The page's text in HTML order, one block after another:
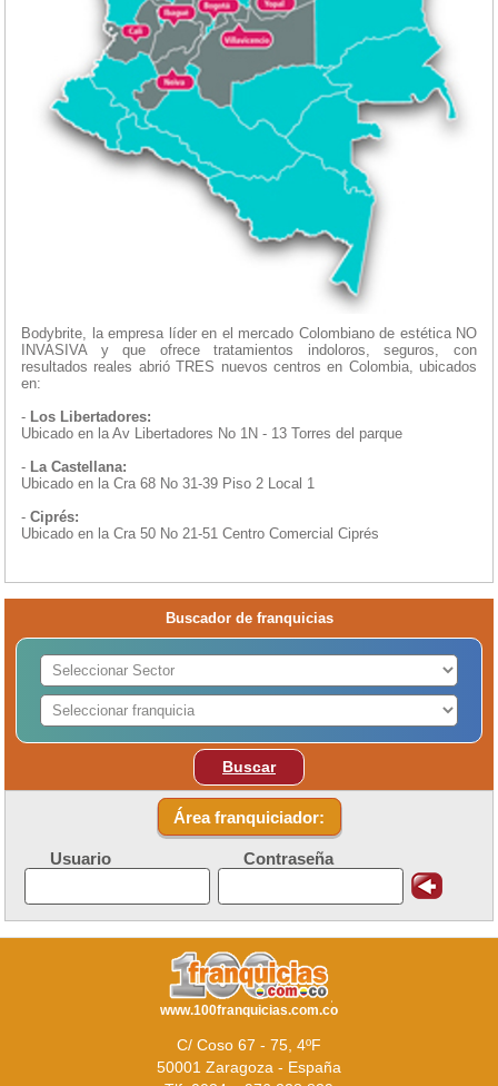
Bodybrite, la empresa líder en el mercado Colombiano de estética NO
INVASIVA y que ofrece tratamientos indoloros, seguros, con
resultados reales abrió TRES nuevos centros en Colombia, ubicados
en:
- Los Libertadores:
Ubicado en la Av Libertadores No 1N - 13 Torres del parque
- La Castellana:
Ubicado en la Cra 68 No 31-39 Piso 2 Local 1
- Ciprés:
Ubicado en la Cra 50 No 21-51 Centro Comercial Ciprés
Buscador de franquicias
Buscar
Área franquiciador:
Usuario Contraseña
www.100franquicias.com.co
C/ Coso 67 - 75, 4ºF
50001 Zaragoza - España